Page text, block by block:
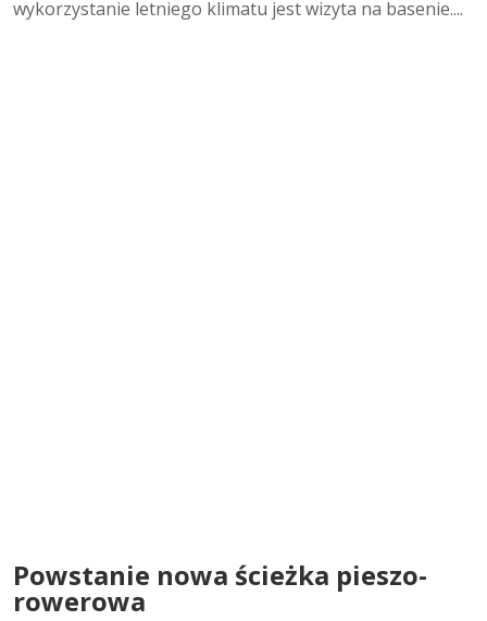
wykorzystanie letniego klimatu jest wizyta na basenie....
Powstanie nowa ścieżka pieszo-
rowerowa